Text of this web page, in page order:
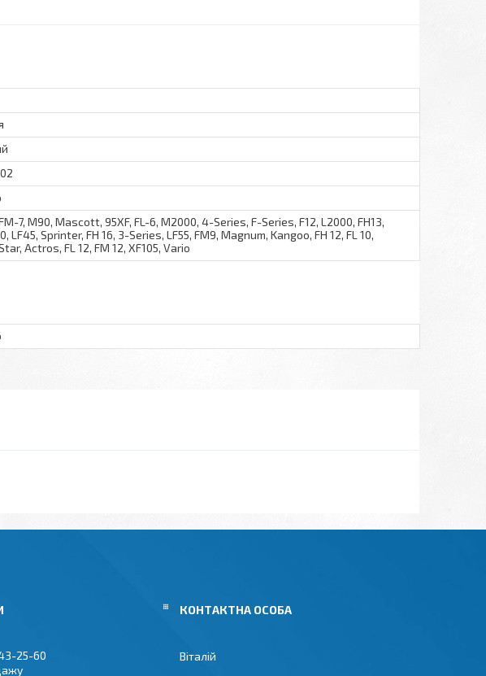
7, M90, Mascott, 95XF, FL-6, M2000, 4-Series, F-Series, F12, L2000, FH13,
LF45, Sprinter, FH 16, 3-Series, LF55, FM9, Magnum, Kangoo, FH 12, FL 10,
Actros, FL 12, FM 12, XF105, Vario
25-60
Віталій